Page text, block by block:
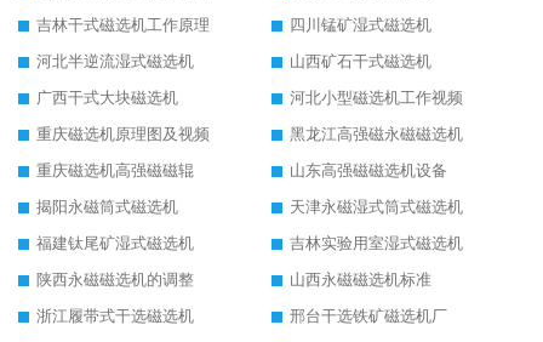
吉林干式磁选机工作原理
四川锰矿湿式磁选机
河北半逆流湿式磁选机
山西矿石干式磁选机
广西干式大块磁选机
河北小型磁选机工作视频
重庆磁选机原理图及视频
黑龙江高强磁永磁磁选机
重庆磁选机高强磁磁辊
山东高强磁磁选机设备
揭阳永磁筒式磁选机
天津永磁湿式筒式磁选机
福建钛尾矿湿式磁选机
吉林实验用室湿式磁选机
陕西永磁磁选机的调整
山西永磁磁选机标准
浙江履带式干选磁选机
邢台干选铁矿磁选机厂